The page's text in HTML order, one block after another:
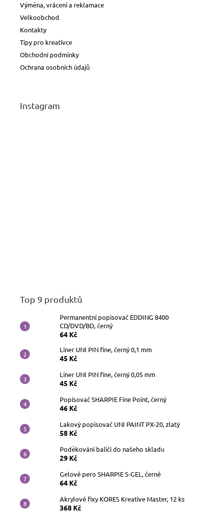
Výměna, vrácení a reklamace
Velkoobchod
Kontakty
Tipy pro kreativce
Obchodní podmínky
Ochrana osobních údajů
Instagram
Top 9 produktů
Permanentní popisovač EDDING 8400
CD/DVD/BD, černý
64 Kč
Liner UNI PIN fine, černý 0,1 mm
45 Kč
Liner UNI PIN fine, černý 0,05 mm
45 Kč
Popisovač SHARPIE Fine Point, černý
46 Kč
Lakový popisovač UNI PAINT PX-20, zlatý
58 Kč
Poděkování baliči do našeho skladu
29 Kč
Gelové pero SHARPIE S-GEL, černé
64 Kč
Akrylové fixy KORES Kreative Master, 12 ks
368 Kč